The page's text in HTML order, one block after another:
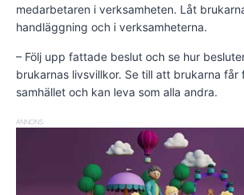
medarbetaren i verksamheten. Låt
handläggning och i verksamheterna.
– Följ upp fattade beslut och se hur
brukarnas livsvillkor. Se till att brukarna får
samhället och kan leva som alla andra.
ANNONS